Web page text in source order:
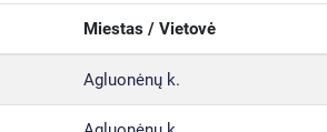
Miestas / Vietovė
Agluonėnų k.